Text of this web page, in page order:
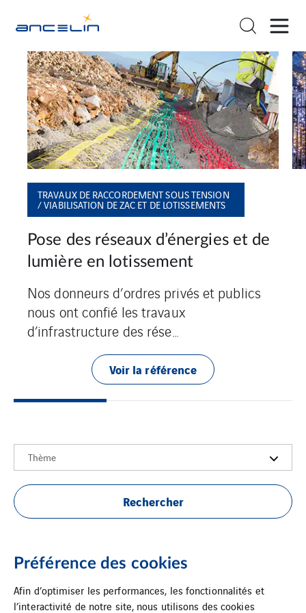
TRAVAUX DE RACCORDEMENT SOUS TENSION
/ VIABILISATION DE ZAC ET DE LOTISSEMENTS
Pose des réseaux d’énergies et de
lumière en lotissement
Nos donneurs d’ordres privés et publics
nous ont confié les travaux
d’infrastructure des rése...
Voir la référence
Thème
Rechercher
Aucun résultat
Préférence des cookies
Afin d’optimiser les performances, les fonctionnalités et
l’interactivité de notre site, nous utilisons des cookies